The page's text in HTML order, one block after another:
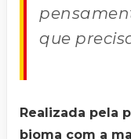
que
Realizada pela
bioma com a